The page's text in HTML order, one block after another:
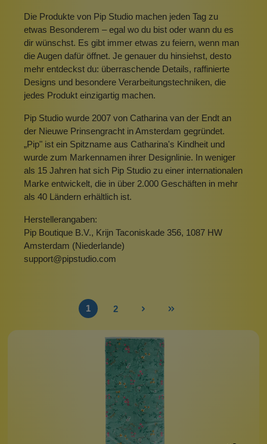
Die Produkte von Pip Studio machen jeden Tag zu
etwas Besonderem – egal wo du bist oder wann du es
dir wünschst. Es gibt immer etwas zu feiern, wenn man
die Augen dafür öffnet. Je genauer du hinsiehst, desto
mehr entdeckst du: überraschende Details, raffinierte
Designs und besondere Verarbeitungstechniken, die
jedes Produkt einzigartig machen.
Pip Studio wurde 2007 von Catharina van der Endt an
der Nieuwe Prinsengracht in Amsterdam gegründet.
„Pip" ist ein Spitzname aus Catharina's Kindheit und
wurde zum Markennamen ihrer Designlinie. In weniger
als 15 Jahren hat sich Pip Studio zu einer internationalen
Marke entwickelt, die in über 2.000 Geschäften in mehr
als 40 Ländern erhältlich ist.
Herstellerangaben:
Pip Boutique B.V., Krijn Taconiskade 356, 1087 HW
Amsterdam (Niederlande)
support@pipstudio.com
1 2